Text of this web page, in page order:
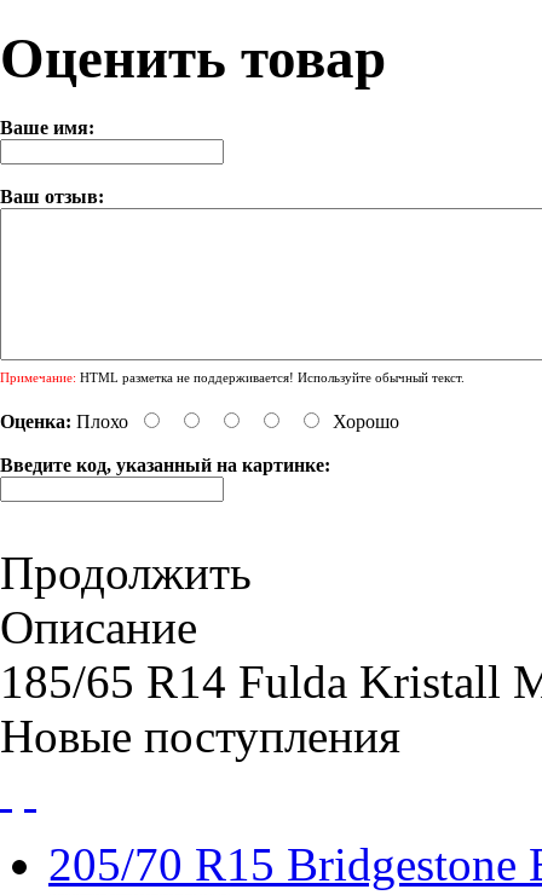
Оценить товар
Ваше имя:
Ваш отзыв:
Примечание: HTML разметка не поддерживается! Используйте обычный текст.
Оценка: Плохо Хорошо
Введите код, указанный на картинке:
Продолжить
Описание
185/65 R14 Fulda Kristall
Новые поступления
205/70 R15